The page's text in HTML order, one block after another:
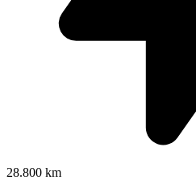
28.800 km